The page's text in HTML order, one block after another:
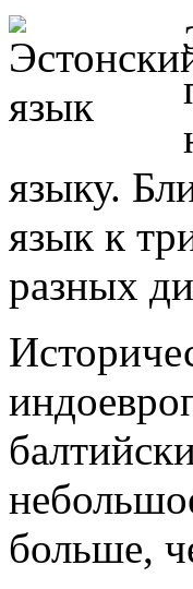
языку.
язык к
разных
больше,